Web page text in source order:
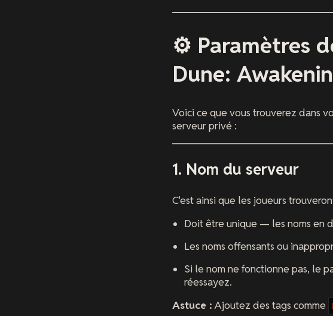
⚙️ Paramètres
Dune:
Voici ce que vous trouverez dans
serveur privé :
1. Nom du serveur
C'est ainsi que les joueurs
Doit être unique — les noms en
Les noms offensants ou
Si le nom ne fonctionne pas, le
réessayez.
Astuce :Ajoutez des tags comme